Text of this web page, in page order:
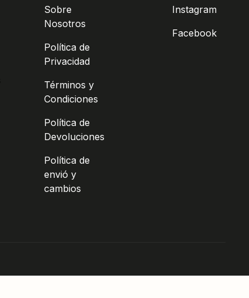
Sobre
Nosotros
Política de
Privacidad
Términos y
Condiciones
Política de
Devoluciones
Política de
envió y
cambios
Instagram
Facebook